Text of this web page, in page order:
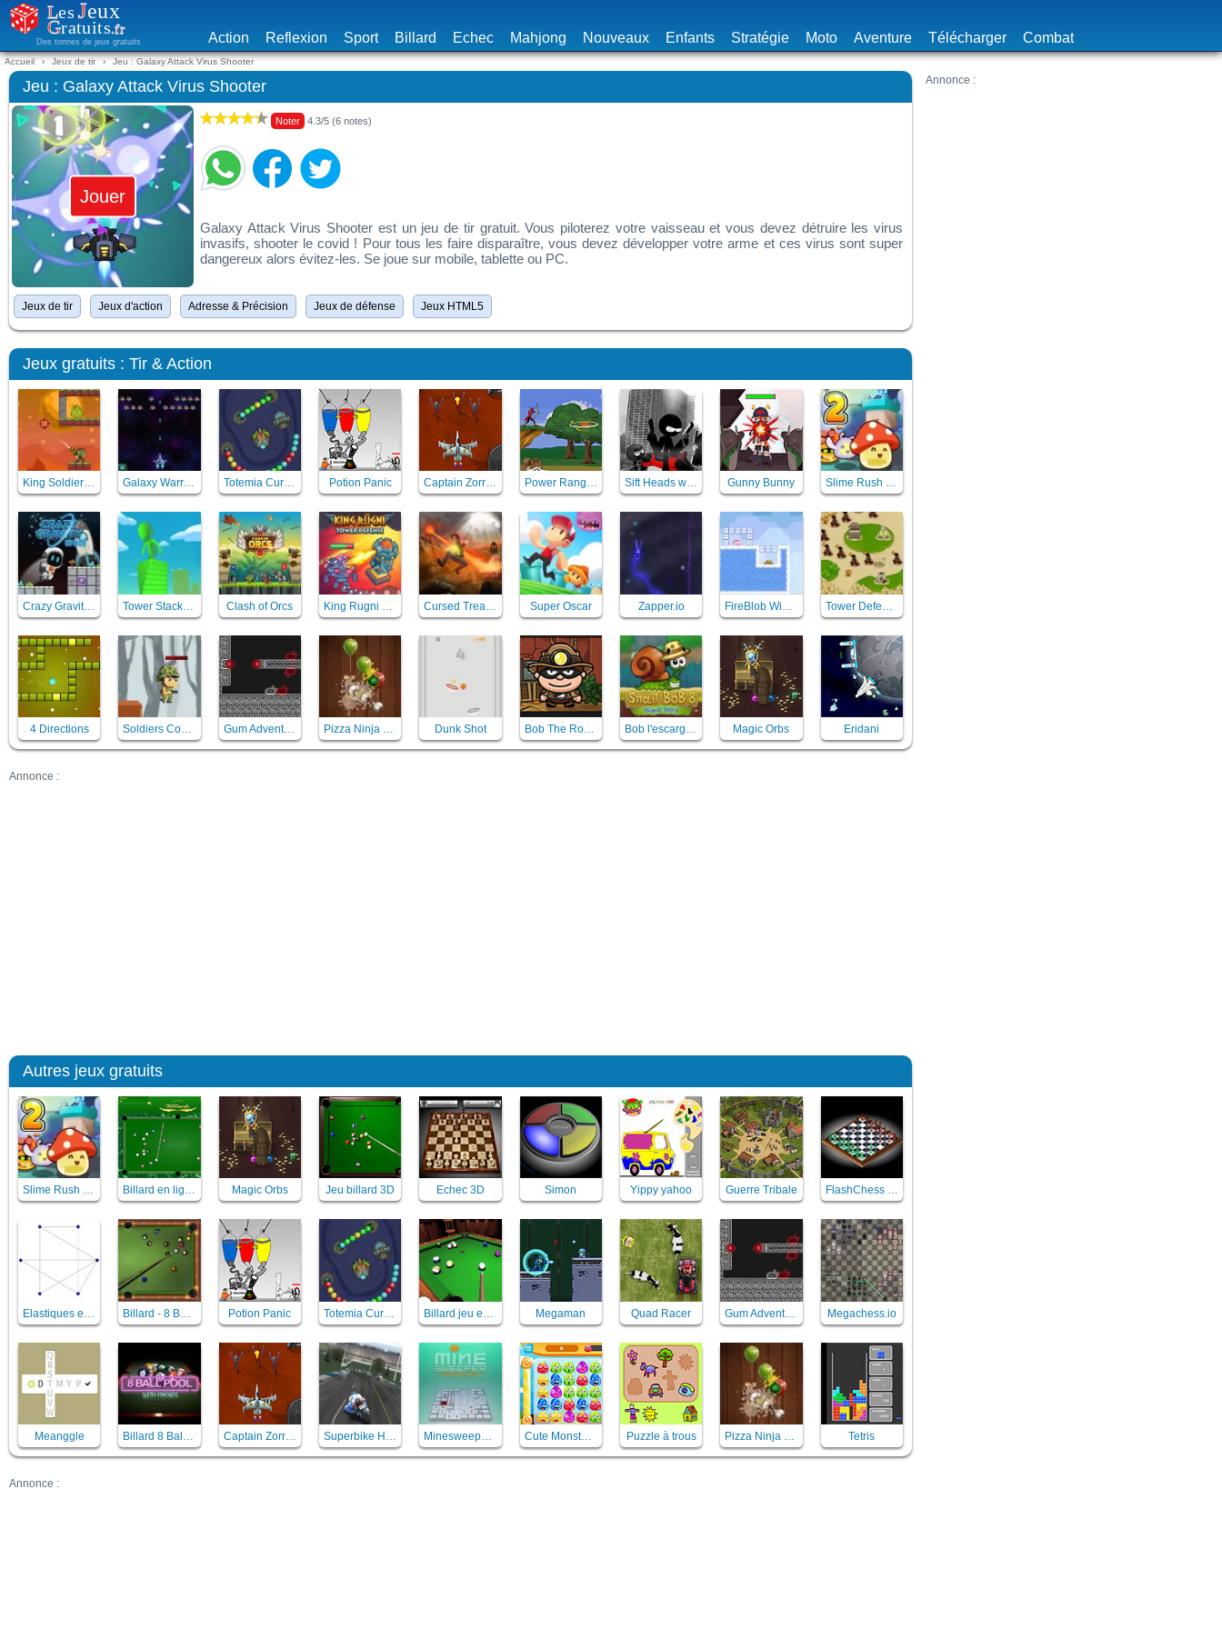
Des tonnes de jeux gratuits Action Reflexion Sport Billard Echec Mahjong Nouveaux Enfants Stratégie Moto Aventure Télécharger Combat
Accueil Jeux de tir Jeu : Galaxy Attack Virus Shooter
Jeu : Galaxy Attack Virus Shooter
Jouer
Noter 4.3/5 (6 notes)
Galaxy Attack Virus Shooter est un jeu de tir gratuit. Vous piloterez votre vaisseau et vous devez détruire les virus
invasifs, shooter le covid ! Pour tous les faire disparaître, vous devez développer votre arme et ces virus sont super
dangereux alors évitez-les. Se joue sur mobile, tablette ou PC.
Jeux de tir Jeux d'action Adresse & Précision Jeux de défense Jeux HTML5
Jeux gratuits : Tir & Action
King Soldiers 2 Galaxy Warriors Totemia Cursed Marbles Potion Panic Captain Zorro - sauver mars Power Rangers Samurai Bow Sift Heads world - Act 3 Gunny Bunny Slime Rush TD 2
Crazy Gravity Space Clash of Orcs Super Oscar Zapper.io
4 Directions Soldiers Combat Gum Adventures Pizza Ninja Mania Dunk Shot Bob The Robber 5 Temple Adventure Bob l'escargot 8 Magic Orbs Eridani
Autres jeux gratuits
Slime Rush TD 2 Billard en ligne Magic Orbs Jeu billard 3D Echec 3D Simon Yippy yahoo Guerre Tribale FlashChess (échecs 3D)
Potion Panic Totemia Cursed Marbles Megaman Quad Racer Gum Adventures Megachess.io
Meanggle Billard 8 Ball pool with friends Captain Zorro - sauver mars Superbike Hero Minesweeper Mania Cute Monster Bond Puzzle à trous Pizza Ninja Mania Tetris